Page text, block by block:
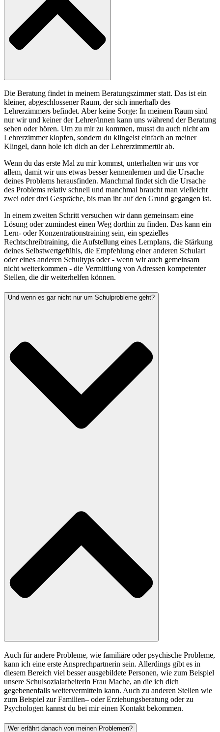
Die Beratung findet in meinem Beratungszimmer statt. Das ist ein
kleiner, abgeschlossener Raum, der sich innerhalb des
Lehrerzimmers befindet. Aber keine Sorge: In meinem Raum sind
nur wir und keiner der Lehrer/innen kann uns während der Beratung
sehen oder hören. Um zu mir zu kommen, musst du auch nicht am
Lehrerzimmer klopfen, sondern du klingelst einfach an meiner
Klingel, dann hole ich dich an der Lehrerzimmertür ab.
Wenn du das erste Mal zu mir kommst, unterhalten wir uns vor
allem, damit wir uns etwas besser kennenlernen und die Ursache
deines Problems herausfinden. Manchmal findet sich die Ursache
des Problems relativ schnell und manchmal braucht man vielleicht
zwei oder drei Gespräche, bis man ihr auf den Grund gegangen ist.
In einem zweiten Schritt versuchen wir dann gemeinsam eine
Lösung oder zumindest einen Weg dorthin zu finden. Das kann ein
Lern- oder Konzentrationstraining sein, ein spezielles
Rechtschreibtraining, die Aufstellung eines Lernplans, die Stärkung
deines Selbstwertgefühls, die Empfehlung einer anderen Schulart
oder eines anderen Schultyps oder - wenn wir auch gemeinsam
nicht weiterkommen - die Vermittlung von Adressen kompetenter
Stellen, die dir weiterhelfen können.
Und wenn es gar nicht nur um Schulprobleme geht?
Auch für andere Probleme, wie familiäre oder psychische Probleme,
kann ich eine erste An­sprechpartnerin sein. Allerdings gibt es in
diesem Bereich viel besser ausgebildete Personen, wie zum Beispiel
unsere Schulsozialarbeiterin Frau Mache, an die ich dich
gegebenenfalls weitervermitteln kann. Auch zu anderen Stellen wie
zum Beispiel zur Familien– oder Erziehungsberatung oder zu
Psychologen kannst du bei mir einen Kontakt bekommen.
Wer erfährt danach von meinen Problemen?